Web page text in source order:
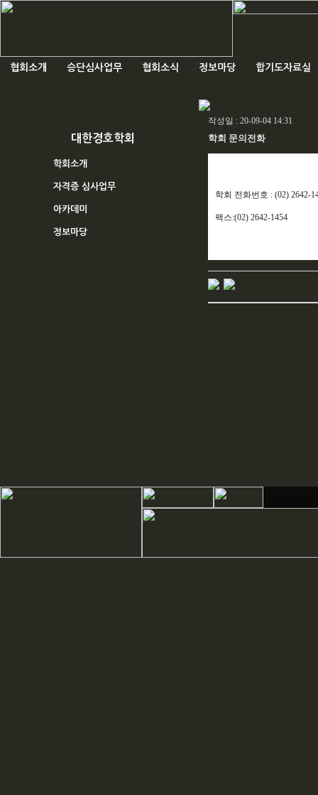
협회소개 승단심사업무 협회소식 정보마당 합기도자료실
대한경호학회
학회소개
자격증 심사업무
아카데미
정보마당
작성일 : 20-09-04 14:31
학회 문의전화
학회 전화번호 : (02) 2642-
팩스:(02) 2642-1454